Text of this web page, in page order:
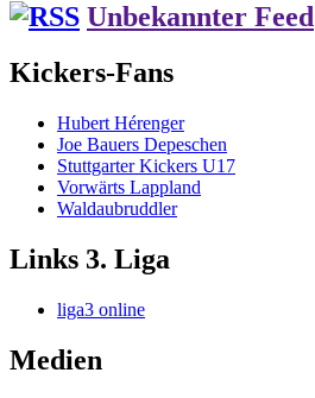
Unbekannter Feed
Kickers-Fans
Hubert Hérenger
Joe Bauers Depeschen
Stuttgarter Kickers U17
Vorwärts Lappland
Waldaubruddler
Links 3. Liga
liga3 online
Medien